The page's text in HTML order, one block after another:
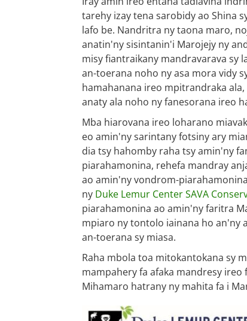
tarehy izay tena sarobidy ao Shina
lafo be. Nandritra ny taona maro,
anatin'ny sisintanin'i Marojejy ny
misy fiantraikany mandravarava sy
an-toerana noho ny asa mora vidy
hamahanana ireo mpitrandraka
anaty ala noho ny fanesorana ireo
Mba hiarovana ireo loharano
eo amin'ny sarintany fotsiny ary
dia tsy hahomby raha tsy amin'ny
piarahamonina, rehefa mandray
ao amin'ny vondrom-
ny Duke Lemur Center SAVA
piarahamonina ao amin'ny faritra
mpiaro ny tontolo iainana ho an'ny
an-toerana sy miasa.
Raha mbola toa mitokantokana sy
mampahery fa afaka mandresy
Mihamaro hatrany ny mahita fa i